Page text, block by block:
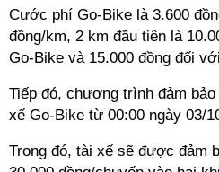
Cước phí Go-Bike là 3.600
đồng/km, 2 km đầu tiên là
Go-Bike và 15.000 đồng đối
Tiếp đó, chương trình đảm
xế Go-Bike từ 00:00 ngày 03/
Trong đó, tài xế sẽ được đảm